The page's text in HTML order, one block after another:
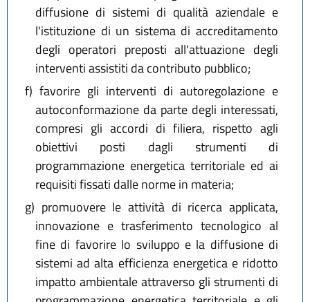
diffusione di sistemi di qualità aziendale e
l'istituzione di un sistema di accreditamento
degli operatori preposti all'attuazione degli
interventi assistiti da contributo pubblico;
f) favorire gli interventi di autoregolazione e
autoconformazione da parte degli interessati,
compresi gli accordi di filiera, rispetto agli
obiettivi posti dagli strumenti di
programmazione energetica territoriale ed ai
requisiti fissati dalle norme in materia;
g) promuovere le attività di ricerca applicata,
innovazione e trasferimento tecnologico al
fine di favorire lo sviluppo e la diffusione di
sistemi ad alta efficienza energetica e ridotto
impatto ambientale attraverso gli strumenti di